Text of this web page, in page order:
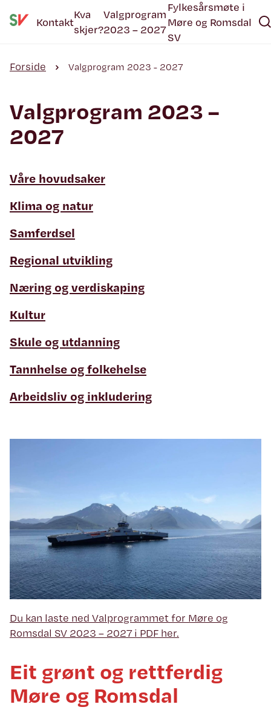
Kontakt
Kva
skjer?
Valgprogram
2023 – 2027
Fylkesårsmøte i
Møre og Romsdal
SV
Forside Valgprogram 2023 - 2027
Valgprogram 2023 –
2027
Våre hovudsaker
Klima og natur
Samferdsel
Regional utvikling
Næring og verdiskaping
Kultur
Skule og utdanning
Tannhelse og folkehelse
Arbeidsliv og inkludering
Du kan laste ned Valprogrammet for Møre og
Romsdal SV 2023 – 2027 i PDF her.
Eit grønt og rettferdig
Møre og Romsdal